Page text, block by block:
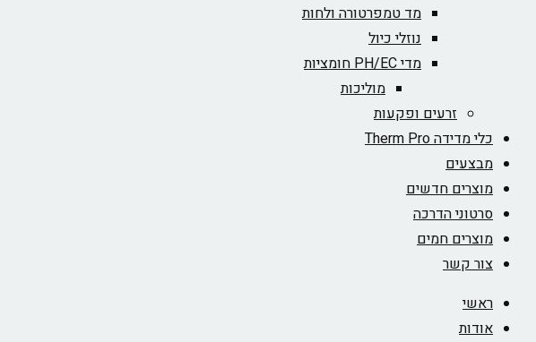
מד טמפרטורה ולחות
נוזלי כיול
מדי PH/EC חומציות
מוליכות
זרעים ופקעות
כלי מדידה Therm Pro
מבצעים
מוצרים חדשים
סרטוני הדרכה
מוצרים חמים
צור קשר
ראשי
אודות